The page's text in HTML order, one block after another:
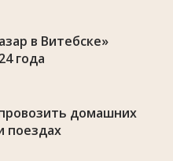
в Витебске»
года
домашних
поездах